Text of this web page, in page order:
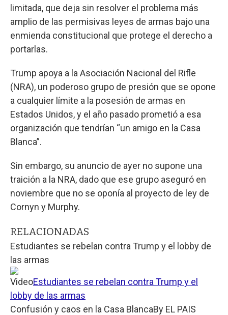
limitada, que deja sin resolver el problema más
amplio de las permisivas leyes de armas bajo una
enmienda constitucional que protege el derecho a
portarlas.
Trump apoya a la Asociación Nacional del Rifle
(NRA), un poderoso grupo de presión que se opone
a cualquier límite a la posesión de armas en
Estados Unidos, y el año pasado prometió a esa
organización que tendrían “un amigo en la Casa
Blanca”.
Sin embargo, su anuncio de ayer no supone una
traición a la NRA, dado que ese grupo aseguró en
noviembre que no se oponía al proyecto de ley de
Cornyn y Murphy.
RELACIONADAS
Estudiantes se rebelan contra Trump y el lobby de
las armas
VideoEstudiantes se rebelan contra Trump y el
lobby de las armas
Confusión y caos en la Casa BlancaBy EL PAIS